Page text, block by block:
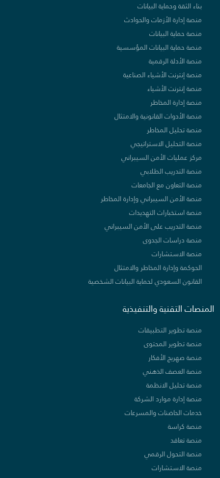
بناء الثقة وحماية البيانات
منصة إدارة الأزمات والحوادث
منصة حماية البيانات
منصة حماية البيانات المؤسسية
منصة الأدلة الرقمية
منصة إنترنت الأشياء الصناعية
منصة إنترنت الأشياء
منصة إدارة المخاطر
منصة الأدوات القانونية والامتثال
منصة تحليل المخاطر
منصة التحليل الاستراتيجي
مركز عمليات الأمن السيبراني
منصة التدريب الطلابي
منصة التعاون مع الجامعات
منصة الأمن السيبراني وإدارة المخاطر
منصة استخبارات التهديدات
منصة التدريب على الأمن السيبراني
منصة دراسات الجدوى
منصة الاستشارات
الحوكمة وإدارة المخاطر والامتثال
القانون السعودي لحماية البيانات الشخصية
المنصات التقنية والتنفيذية
منصة تطوير التطبيقات
منصة تطوير المحتوى
منصة صهريج الأفكار
منصة العصف الذهني
منصة تحليل الانظمة
منصة إدارة موارد الشركة
خدمات الحاضنات والمسرعات
منصة كراسة
منصة تعاقد
منصة التحول الرقمي
منصة الاستشارات